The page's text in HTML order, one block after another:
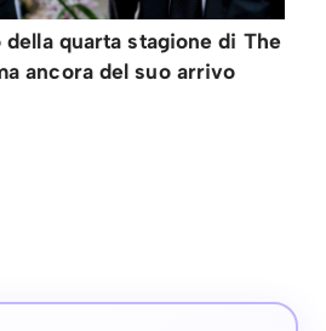
della quarta stagione di The
ancora del suo arrivo